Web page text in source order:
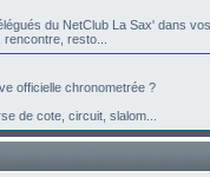
du NetClub La Sax' dans
resto...
officielle chronometrée ?
de cote, circuit, slalom...